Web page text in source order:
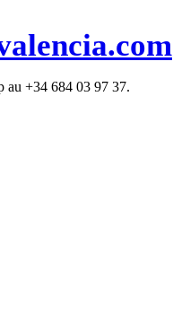
au +34 684 03 97 37.